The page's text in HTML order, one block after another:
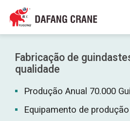
Fabricação de
qualidade
Produção Anual 70.000
Equipamento de
Bahasa Indonesia
Bahasa Melayu
Tiếng Việt
简体中文
বাংলা
Pilipino
اردو